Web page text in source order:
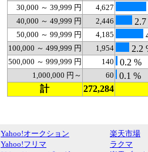
30,000 ～ 39,999 円
4,627
40,000 ～ 49,999 円 2,446
50,000 ～ 99,999 円 4,185
100,000 ～ 499,999 円 1,954 2.2
500,000 ～ 999,999 円 140 0.2 %
1,000,000 円～ 60
0.1 %
計
272,284
Yahoo!オークション
Yahoo!フリマ
楽天市場
ラクマ